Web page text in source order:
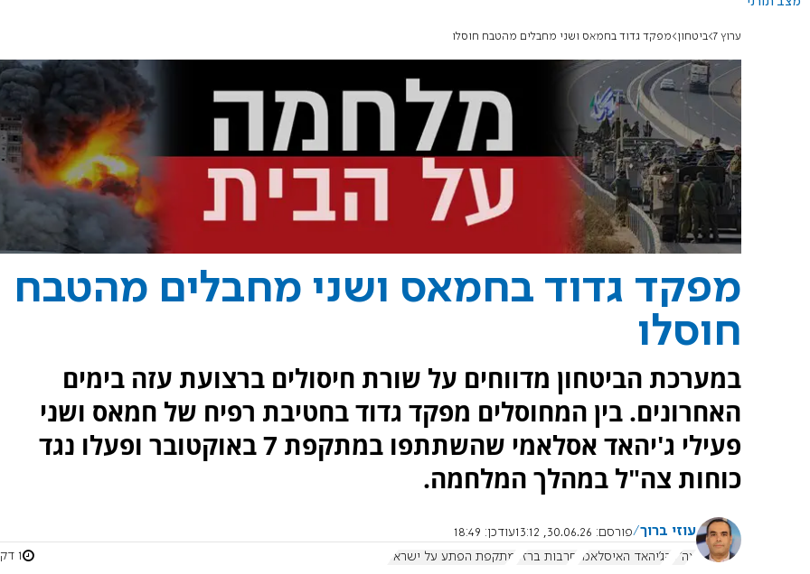
ערוץ 7 ביטחון מפקד גדוד בחמאס ושני מחבלים מהטבח חוסלו
מפקד גדוד בחמאס ושני מחבלים מהטבח
חוסלו
במערכת הביטחון מדווחים על שורת חיסולים ברצועת עזה בימים
האחרונים. בין המחוסלים מפקד גדוד בחטיבת רפיח של חמאס ושני
פעילי ג'יהאד אסלאמי שהשתתפו במתקפת 7 באוקטובר ופעלו נגד
כוחות צה"ל במהלך המלחמה.
עוזי ברוך פורסם: 30.06.26, 13:12 עודכן: 18:49
צה"ל
הג'יהאד האיסלאמי חרבות ברזל מתקפת הפתע על ישראל 1 דקות